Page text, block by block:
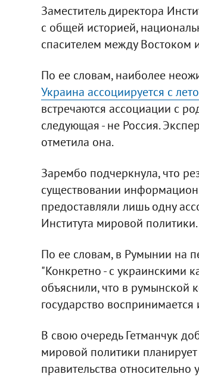
Заместитель директора
с общей историей,
спасителем между Востоком
По ее словам, наиболее
Украина ассоциируется с
встречаются ассоциации с
следующая - не Россия.
отметила она.
Зарембо подчеркнула, что
существовании
предоставляли лишь одну
Института мировой политики.
По ее словам, в Румынии на
"Конкретно - с украинскими
объяснили, что в румынской
государство
В свою очередь Гетманчук
мировой политики
правительства относительно